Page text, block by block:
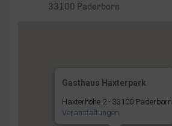
33100 Paderborn
Gasthaus Haxterpark
Haxterhöhe 2 - 33100 Paderborn
Veranstaltungen